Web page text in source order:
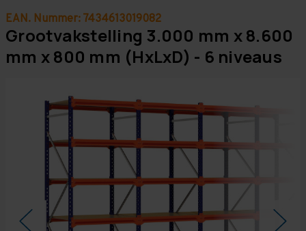
EAN. Nummer: 7434613019082
Grootvakstelling 3.000 mm x 8.600
mm x 800 mm (HxLxD) - 6 niveaus